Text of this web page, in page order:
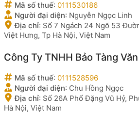
Mã số thuế: 0111530186
Người đại diện: Nguyễn Ngọc Linh
Địa chỉ: Số 7 Ngách 24 Ngõ 53
Việt Hưng, Tp Hà Nội, Việt Nam
Công Ty TNHH Bảo Tàng
Mã số thuế: 0111528596
Người đại diện: Chu Hồng Ngọc
Địa chỉ: Số 26A Phố Đặng Vũ Hỷ,
Hà Nội, Việt Nam